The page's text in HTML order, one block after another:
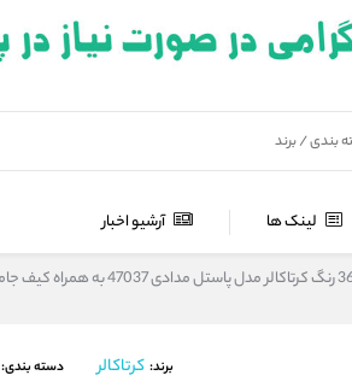
لینک ها آرشیو اخبار
برند: کرتاکالر دسته بندی: